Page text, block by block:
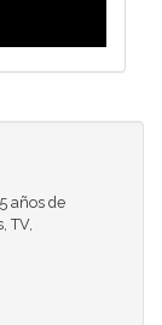
años de
TV,